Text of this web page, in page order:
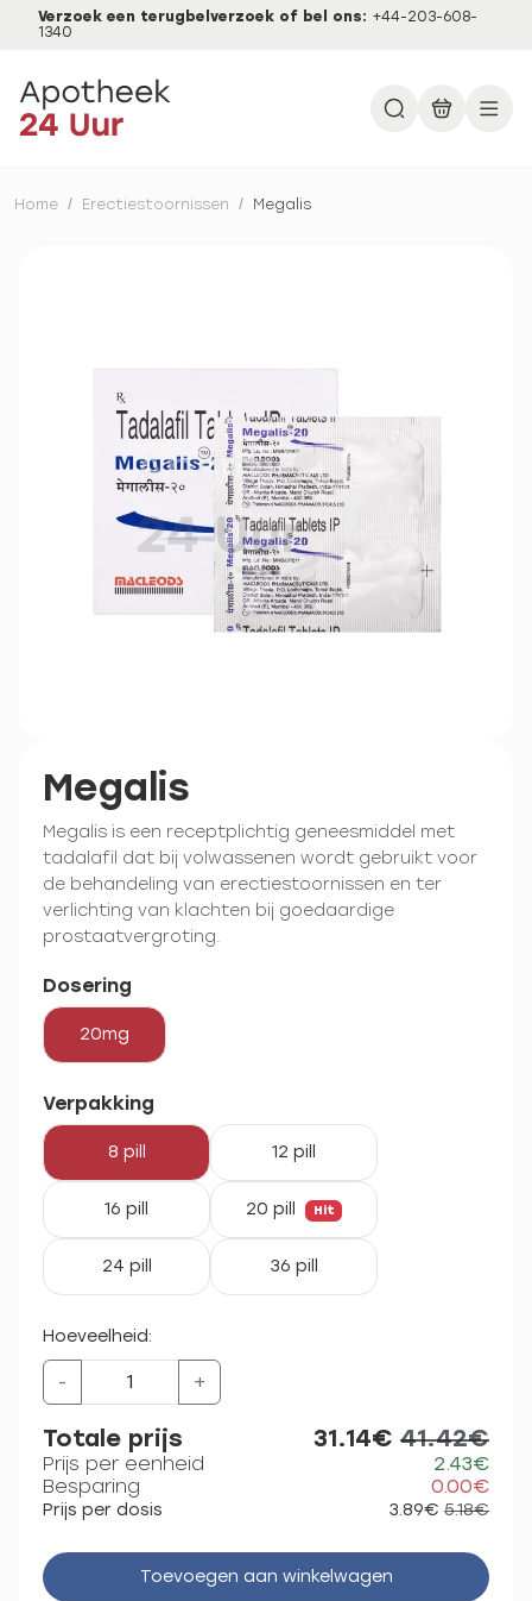
Verzoek een terugbelverzoek of bel ons: +44-203-608-
1340
Home / Erectiestoornissen / Megalis
Megalis
Megalis is een receptplichtig geneesmiddel met
tadalafil dat bij volwassenen wordt gebruikt voor
de behandeling van erectiestoornissen en ter
verlichting van klachten bij goedaardige
prostaatvergroting.
Dosering
20mg
Verpakking
8 pill 12 pill
16 pill 20 pill Hit
24 pill 36 pill
Hoeveelheid:
- +
Totale prijs 31.14€ 41.42€
Prijs per eenheid
2.43€
Besparing
0.00€
Prijs per dosis 3.89€ 5.18€
Toevoegen aan winkelwagen